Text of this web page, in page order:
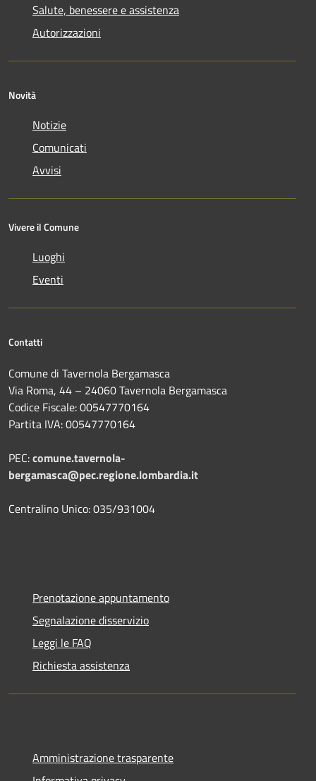
Salute, benessere e assistenza
Autorizzazioni
Novità
Notizie
Comunicati
Avvisi
Vivere il Comune
Luoghi
Eventi
Contatti
Comune di Tavernola Bergamasca
Via Roma, 44 – 24060 Tavernola Bergamasca
Codice Fiscale: 00547770164
Partita IVA: 00547770164
PEC:comune.tavernola-
bergamasca@pec.regione.lombardia.it
Centralino Unico: 035/931004
Prenotazione appuntamento
Segnalazione disservizio
Leggi le FAQ
Richiesta assistenza
Amministrazione trasparente